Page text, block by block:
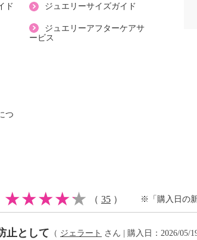
、ワンサイズ上をおすすめします
％
可
ベル）】
ド ジュエリーサイズガイド
ジュエリーアフターケアサ
ービス
つ
（ 35 ） ※「購入日の
止として （ ジェラート さん | 購入日：2026/05/